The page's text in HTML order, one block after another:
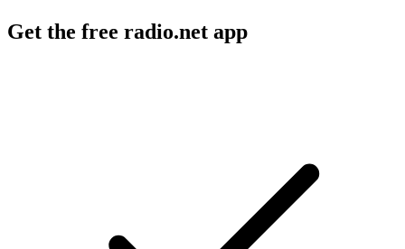
Get the free radio.net app